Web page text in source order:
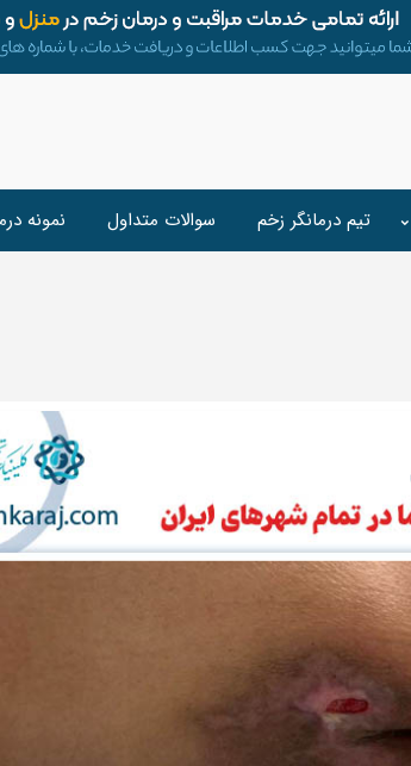
تیم درمانگر زخم سوالات متداول نمونه